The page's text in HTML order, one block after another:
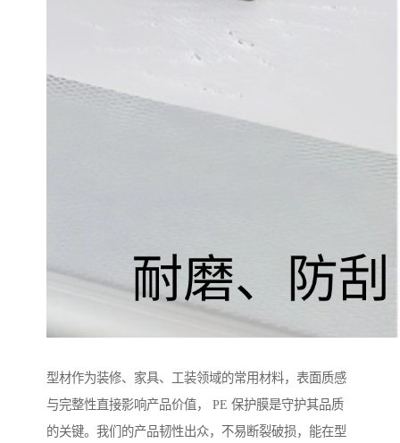
型材作为装修、家具、工装领域的常用材料，表面质感
与完整性直接影响产品价值， PE 保护膜是守护其品质
的关键。我们的产品韧性出众，不易断裂破损，能在型